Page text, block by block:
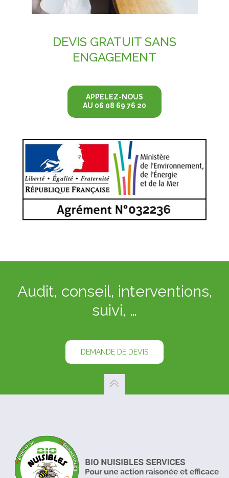
DEVIS GRATUIT SANS
ENGAGEMENT
APPELEZ-NOUS
AU 06 08 69 76 20
Audit, conseil, interventions,
suivi, …
DEMANDE DE DEVIS